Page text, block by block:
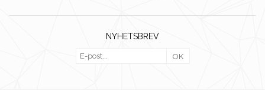
NYHETSBREV
OK